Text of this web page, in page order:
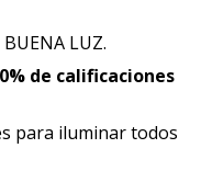
LUZ.
de calificaciones
para iluminar todos